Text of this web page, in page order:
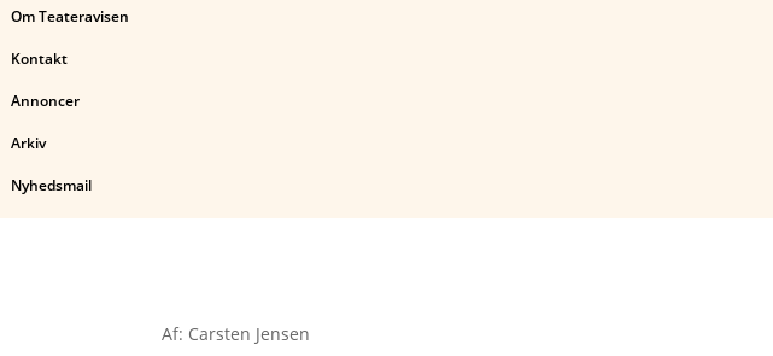
Om Teateravisen
Kontakt
Annoncer
Arkiv
Nyhedsmail
Af: Carsten Jensen